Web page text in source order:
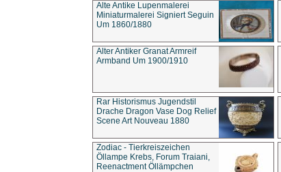
Alte Antike Lupenmalerei
Miniaturmalerei Signiert Seguin
Um 1860/1880
Alter Antiker Granat Armreif
Armband Um 1900/1910
Rar Historismus Jugendstil
Drache Dragon Vase Dog Relief
Scene Art Nouveau 1880
Zodiac - Tierkreiszeichen
Öllampe Krebs, Forum Traiani,
Reenactment Öllämpchen